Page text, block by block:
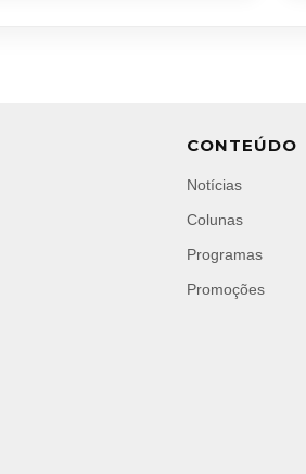
CONTEÚDO
Notícias
Colunas
Programas
Promoções